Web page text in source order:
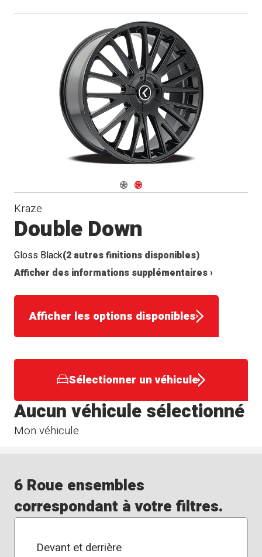
Navigate 1
Navigate 2
Kraze
Double Down
Gloss Black(2 autres finitions disponibles)
Afficher des informations supplémentaires ›
Afficher les options disponibles
Sélectionner un véhicule
Mon véhicule
Aucun véhicule sélectionné
6 Roue ensembles
correspondant à votre filtres.
Devant et derrière